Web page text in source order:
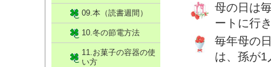
母の日は
ートに行
毎年母の
は、孫が1
09.本（読書週間）
10.冬の節電方法
11.お菓子の容器の使
い方